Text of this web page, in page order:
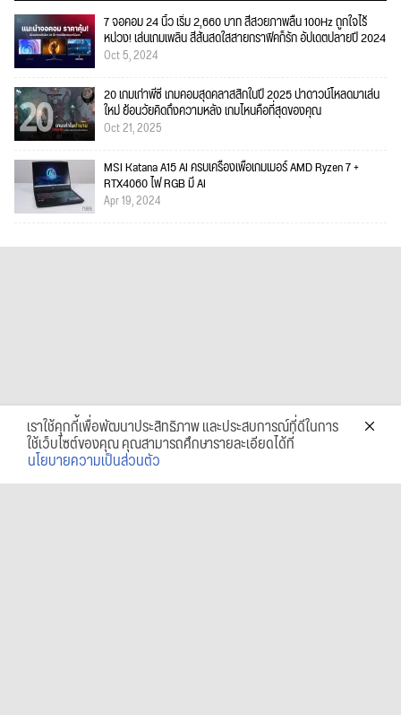
7 จอคอม 24 นิ้ว เริ่ม 2,660 บาท สีสวยภาพลื่น 100Hz ถูกใจไร้
หน่วง! เล่นเกมเพลิน สีสันสดใสสายกราฟิคก็รัก อัปเดตปลายปี 2024
Oct 5, 2024
20 เกมเก่าพีซี เกมคอมสุดคลาสสิกในปี 2025 น่าดาวน์โหลดมาเล่น
ใหม่ ย้อนวัยคิดถึงความหลัง เกมไหนคือที่สุดของคุณ
Oct 21, 2025
MSI Katana A15 AI ครบเครื่องเพื่อเกมเมอร์ AMD Ryzen 7 +
RTX4060 ไฟ RGB มี AI
Apr 19, 2024
เราใช้คุกกี้เพื่อพัฒนาประสิทธิภาพ และประสบการณ์ที่ดีในการ
ใช้เว็บไซต์ของคุณ คุณสามารถศึกษารายละเอียดได้ที่
นโยบายความเป็นส่วนตัว